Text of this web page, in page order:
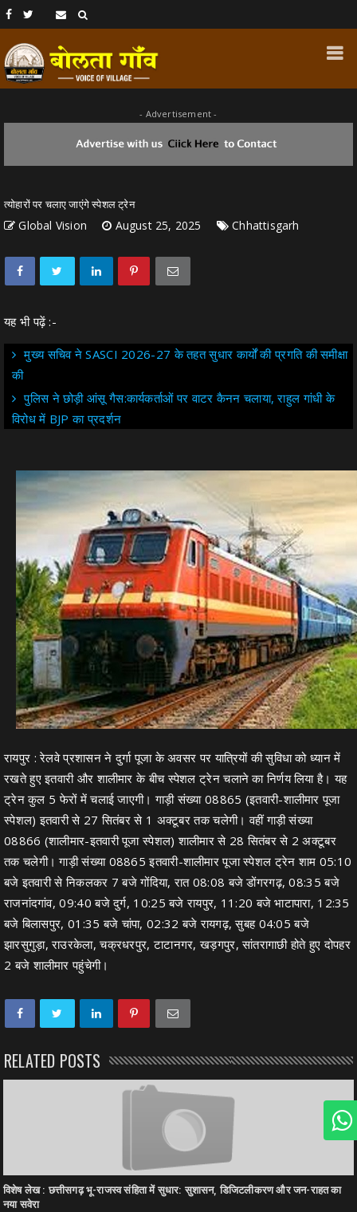
- Advertisement -
त्योहारों पर चलाए जाएंगे स्पेशल ट्रेन
Global Vision August 25, 2025 Chhattisgarh
यह भी पढ़ें :-
मुख्य सचिव ने SASCI 2026-27 के तहत सुधार कार्यों की प्रगति की समीक्षा
की
पुलिस ने छोड़ी आंसू गैस:कार्यकर्ताओं पर वाटर कैनन चलाया, राहुल गांधी के
विरोध में BJP का प्रदर्शन
रायपुर : रेलवे प्रशासन ने दुर्गा पूजा के अवसर पर यात्रियों की सुविधा को ध्यान में
रखते हुए इतवारी और शालीमार के बीच स्पेशल ट्रेन चलाने का निर्णय लिया है। यह
ट्रेन कुल 5 फेरों में चलाई जाएगी। गाड़ी संख्या 08865 (इतवारी-शालीमार पूजा
स्पेशल) इतवारी से 27 सितंबर से 1 अक्टूबर तक चलेगी। वहीं गाड़ी संख्या
08866 (शालीमार-इतवारी पूजा स्पेशल) शालीमार से 28 सितंबर से 2 अक्टूबर
तक चलेगी। गाड़ी संख्या 08865 इतवारी-शालीमार पूजा स्पेशल ट्रेन शाम 05:10
बजे इतवारी से निकलकर 7 बजे गोंदिया, रात 08:08 बजे डोंगरगढ़, 08:35 बजे
राजनांदगांव, 09:40 बजे दुर्ग, 10:25 बजे रायपुर, 11:20 बजे भाटापारा, 12:35
बजे बिलासपुर, 01:35 बजे चांपा, 02:32 बजे रायगढ़, सुबह 04:05 बजे
झारसुगुड़ा, राउरकेला, चक्रधरपुर, टाटानगर, खड़गपुर, सांतरागाछी होते हुए दोपहर
2 बजे शालीमार पहुंचेगी।
RELATED POSTS
विशेष लेख : छत्तीसगढ़ भू-राजस्व संहिता में सुधार: सुशासन, डिजिटलीकरण और जन-राहत का
नया सवेरा